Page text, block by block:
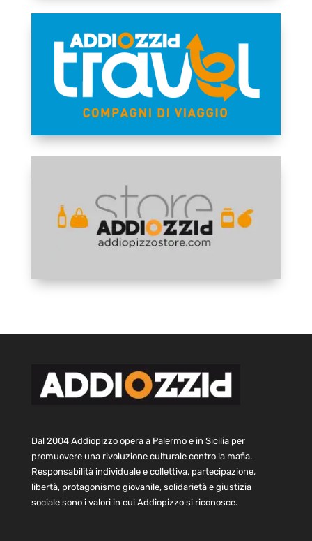
Dal 2004 Addiopizzo opera a Palermo e in Sicilia per
promuovere una rivoluzione culturale contro la mafia.
Responsabilità individuale e collettiva, partecipazione,
libertà, protagonismo giovanile, solidarietà e giustizia
sociale sono i valori in cui Addiopizzo si riconosce.